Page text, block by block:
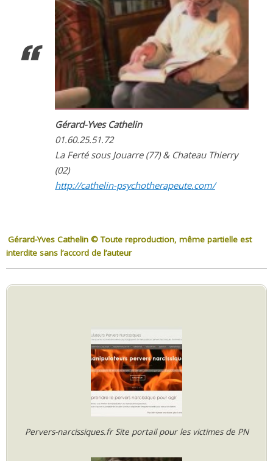
Gérard-Yves Cathelin
01.60.25.51.72
La Ferté sous Jouarre (77) & Chateau Thierry
(02)
http://cathelin-psychotherapeute.com/
Gérard-Yves Cathelin © Toute reproduction, même partielle est
interdite sans l’accord de l’auteur
Pervers-narcissiques.fr Site portail pour les victimes de PN